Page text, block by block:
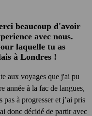
beaucoup d'avoir
avec nous.
laquelle tu as
à Londres !
aux voyages que j'ai pu
année à la fac de langues,
à progresser et j’ai pris
donc décidé de partir avec